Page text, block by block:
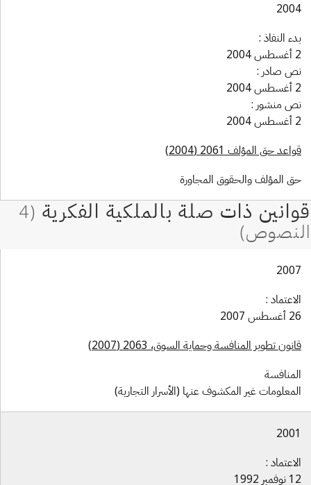
النفاذ :
صادر :
منشور :
حق المؤلف 2061 (2004)
المؤلف والحقوق المجاورة
:
تطوير المنافسة وحماية السوق، 2063 (2007)
غير المكشوف عنها (الأسرار التجارية)
: